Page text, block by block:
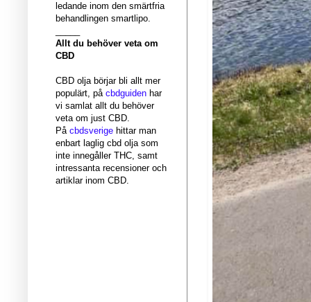
ledande inom den smärtfria
behandlingen smartlipo.
Allt du behöver veta om
CBD
CBD olja börjar bli allt mer
populärt, påcbdguiden har
vi samlat allt du behöver
veta om just CBD.
På cbdsverige hittar man
enbart laglig cbd olja som
inte innegåller THC, samt
intressanta recensioner och
artiklar inom CBD.